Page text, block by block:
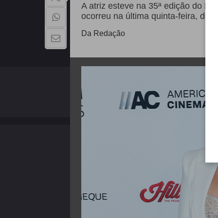
A atriz esteve na 35ª edição do
ocorreu na última quinta-feira, dia
Da Redação
Copyright - 2026 | Todos os direitos reservados